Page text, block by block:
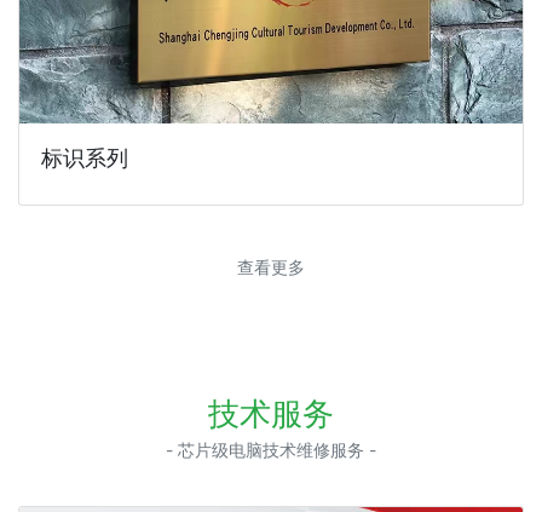
标识系列
查看更多
技术服务
- 芯片级电脑技术维修服务 -